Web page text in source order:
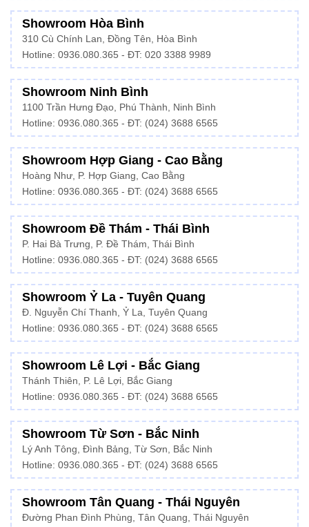
Showroom Hòa Bình
310 Cù Chính Lan, Đồng Tên, Hòa Bình
Hotline: 0936.080.365 - ĐT: 020 3388 9989
Showroom Ninh Bình
1100 Trần Hưng Đạo, Phú Thành, Ninh Bình
Hotline: 0936.080.365 - ĐT: (024) 3688 6565
Showroom Hợp Giang - Cao Bằng
Hoàng Như, P. Hợp Giang, Cao Bằng
Hotline: 0936.080.365 - ĐT: (024) 3688 6565
Showroom Đề Thám - Thái Bình
P. Hai Bà Trưng, P. Đề Thám, Thái Bình
Hotline: 0936.080.365 - ĐT: (024) 3688 6565
Showroom Ỷ La - Tuyên Quang
Đ. Nguyễn Chí Thanh, Ỷ La, Tuyên Quang
Hotline: 0936.080.365 - ĐT: (024) 3688 6565
Showroom Lê Lợi - Bắc Giang
Thánh Thiên, P. Lê Lợi, Bắc Giang
Hotline: 0936.080.365 - ĐT: (024) 3688 6565
Showroom Từ Sơn - Bắc Ninh
Lý Anh Tông, Đình Bảng, Từ Sơn, Bắc Ninh
Hotline: 0936.080.365 - ĐT: (024) 3688 6565
Showroom Tân Quang - Thái Nguyên
Đường Phan Đình Phùng, Tân Quang, Thái Nguyên